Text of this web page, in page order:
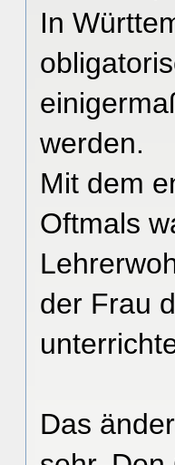
In
werden.
Mit dem
Oftmals
der Frau
Das